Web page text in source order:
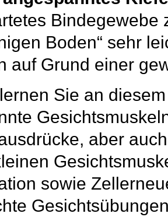
Bindegewebe
Boden“ sehr
auf Grund einer
Sie an
aber
sowie